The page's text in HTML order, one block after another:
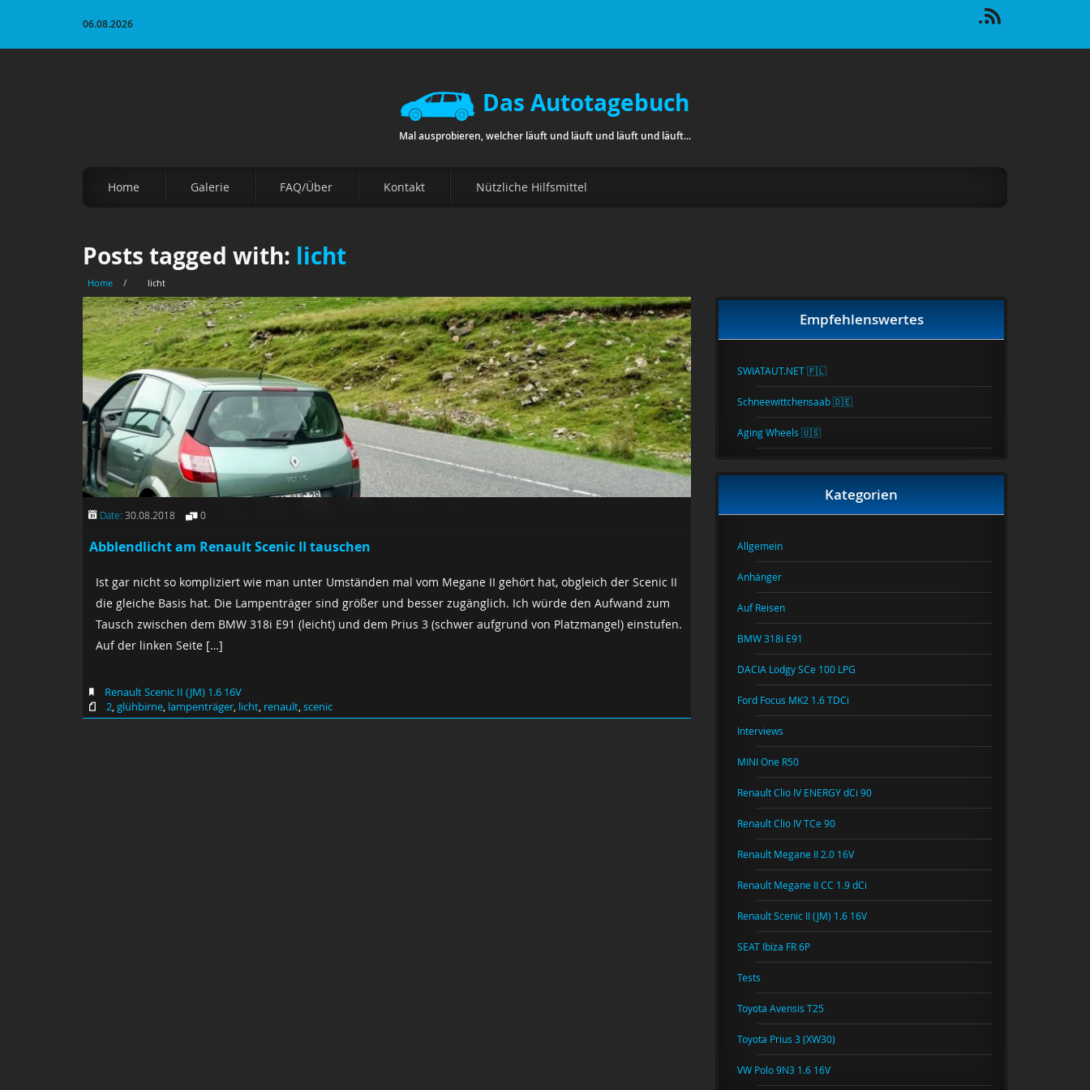
06.08.2026
Das Autotagebuch
Mal ausprobieren, welcher läuft und läuft und läuft und läuft...
Home Galerie FAQ/Über Kontakt Nützliche Hilfsmittel
Posts tagged with: licht
Home / licht
Date: 30.08.2018 0
Abblendlicht am Renault Scenic II tauschen
Ist gar nicht so kompliziert wie man unter Umständen mal vom Megane II gehört hat, obgleich der Scenic II
die gleiche Basis hat. Die Lampenträger sind größer und besser zugänglich. Ich würde den Aufwand zum
Tausch zwischen dem BMW 318i E91 (leicht) und dem Prius 3 (schwer aufgrund von Platzmangel) einstufen.
Auf der linken Seite […]
Renault Scenic II (JM) 1.6 16V
2 glühbirne lampenträger licht renault scenic
Empfehlenswertes
SWIATAUT.NET 🇵🇱
Schneewittchensaab 🇩🇪
Aging Wheels 🇺🇸
Kategorien
Allgemein
Anhänger
Auf Reisen
BMW 318i E91
DACIA Lodgy SCe 100 LPG
Ford Focus MK2 1.6 TDCi
Interviews
MINI One R50
Renault Clio IV ENERGY dCi 90
Renault Clio IV TCe 90
Renault Megane II 2.0 16V
Renault Megane II CC 1.9 dCi
Renault Scenic II (JM) 1.6 16V
SEAT Ibiza FR 6P
Tests
Toyota Avensis T25
Toyota Prius 3 (XW30)
VW Polo 9N3 1.6 16V